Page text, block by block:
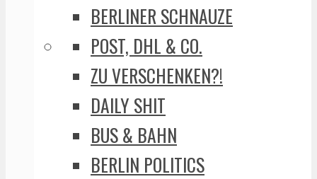
BERLINER SCHNAUZE
POST, DHL & CO.
ZU VERSCHENKEN?!
DAILY SHIT
BUS & BAHN
BERLIN POLITICS